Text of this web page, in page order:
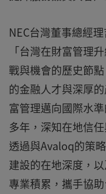
NEC台灣董事總經
「台灣在財富管理
戰與機會的歷史節
的金融人才與深厚
富管理邁向國際水
多年，深知在地信
透過與Avaloq的策
建設的在地深度，
專業積累，攜手協